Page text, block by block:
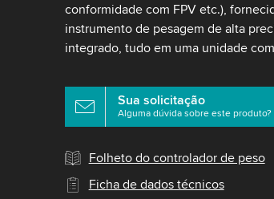
conformidade com FPV etc.),
instrumento de pesagem de alta
integrado, tudo em uma unidade
Sua solicitação
Alguma dúvida sobre este produto?
Folheto do controlador de peso
Ficha de dados técnicos